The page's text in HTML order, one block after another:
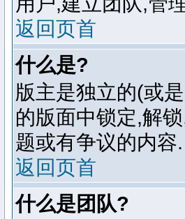
返回页首
什么是?
版主是独立的(或
的版面中锁定,解
题或有争议的内容.
返回页首
什么是团队?